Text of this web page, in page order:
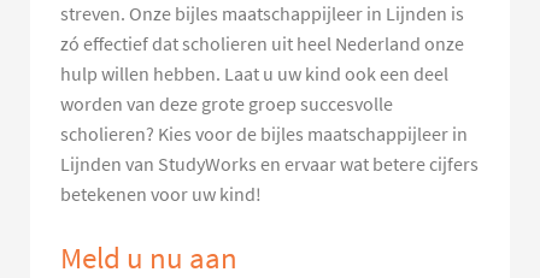
streven. Onze bijles maatschappijleer in Lijnden is
zó effectief dat scholieren uit heel Nederland onze
hulp willen hebben. Laat u uw kind ook een deel
worden van deze grote groep succesvolle
scholieren? Kies voor de bijles maatschappijleer in
Lijnden van StudyWorks en ervaar wat betere cijfers
betekenen voor uw kind!
Meld u nu aan